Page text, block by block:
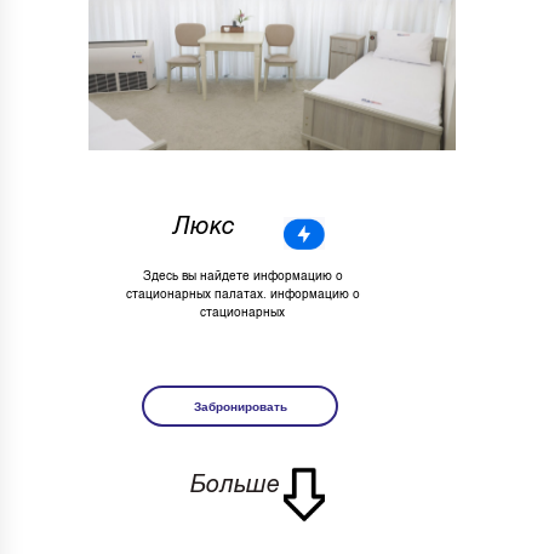
Люкс
Здесь вы найдете информацию о
стационарных палатах. информацию о
стационарных
Забронировать
Больше